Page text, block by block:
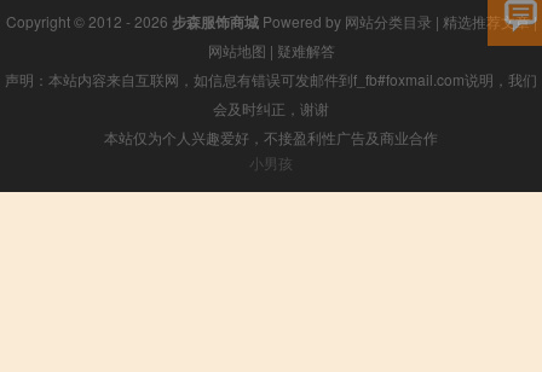
Copyright © 2012 - 2026 步森服饰商城Powered by 网站分类目录 | 精选推荐文章|
网站地图 | 疑难解答
声明：本站内容来自互联网，如信息有错误可发邮件到f_fb#foxmail.com说明，我们
会及时纠正，谢谢
本站仅为个人兴趣爱好，不接盈利性广告及商业合作
小男孩